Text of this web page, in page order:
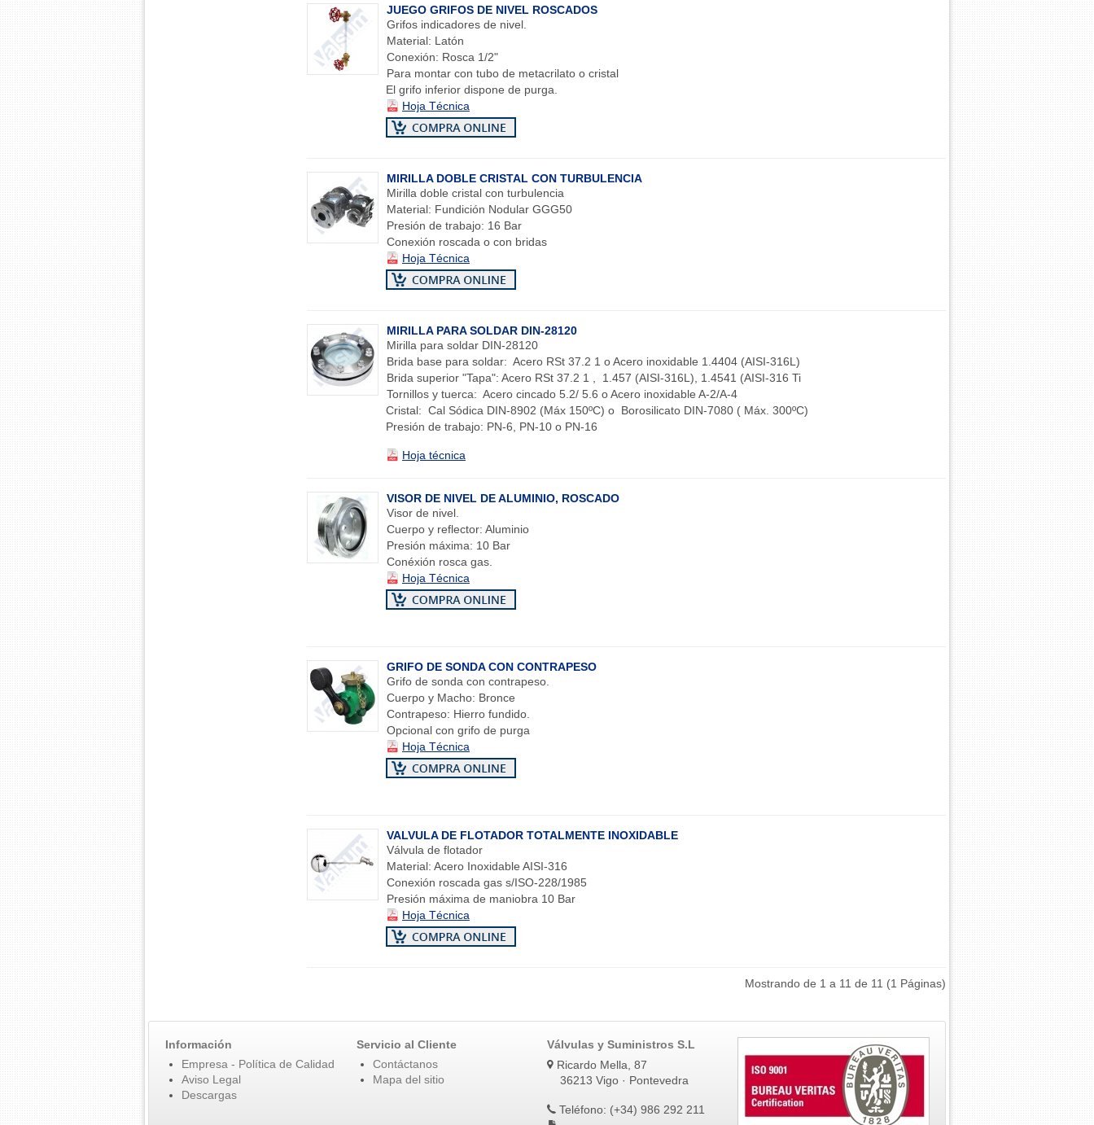
JUEGO GRIFOS DE NIVEL ROSCADOS
Grifos indicadores de nivel.
Material: Latón
Conexión: Rosca 1/2"
Para montar con tubo de metacrilato o cristal
El grifo inferior dispone de purga.
Hoja Técnica
MIRILLA DOBLE CRISTAL CON TURBULENCIA
Mirilla doble cristal con turbulencia
Material: Fundición Nodular GGG50
Presión de trabajo: 16 Bar
Conexión roscada o con bridas
Hoja Técnica
MIRILLA PARA SOLDAR DIN-28120
Mirilla para soldar DIN-28120
Brida base para soldar: Acero RSt 37.2 1 o Acero inoxidable 1.4404 (AISI-316L)
Brida superior "Tapa": Acero RSt 37.2 1 , 1.457 (AISI-316L), 1.4541 (AISI-316 Ti
Tornillos y tuerca: Acero cincado 5.2/ 5.6 o Acero inoxidable A-2/A-4
Cristal: Cal Sódica DIN-8902 (Máx 150ºC) o Borosilicato DIN-7080 ( Máx. 300ºC)
Presión de trabajo: PN-6, PN-10 o PN-16
Hoja técnica
VISOR DE NIVEL DE ALUMINIO, ROSCADO
Visor de nivel.
Cuerpo y reflector: Aluminio
Presión máxima: 10 Bar
Conéxión rosca gas.
Hoja Técnica
GRIFO DE SONDA CON CONTRAPESO
Grifo de sonda con contrapeso.
Cuerpo y Macho: Bronce
Contrapeso: Hierro fundido.
Opcional con grifo de purga
Hoja Técnica
VALVULA DE FLOTADOR TOTALMENTE INOXIDABLE
Válvula de flotador
Material: Acero Inoxidable AISI-316
Conexión roscada gas s/ISO-228/1985
Presión máxima de maniobra 10 Bar
Hoja Técnica
Mostrando de 1 a 11 de 11 (1 Páginas)
Información
Empresa - Política de Calidad
Aviso Legal
Descargas
Servicio al Cliente
Contáctanos
Mapa del sitio
Válvulas y Suministros S.L
Ricardo Mella, 87
36213 Vigo · Pontevedra
Teléfono: (+34) 986 292 211